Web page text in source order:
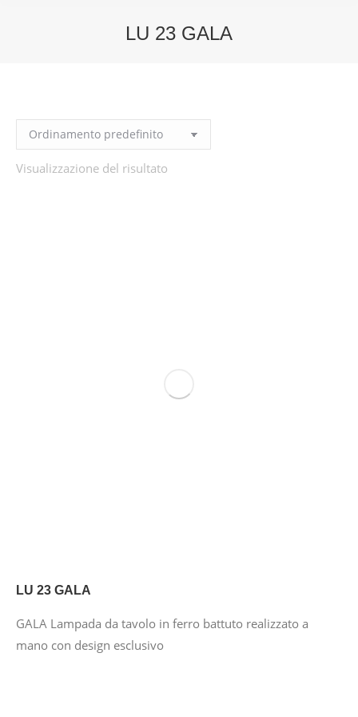
LU 23 GALA
Visualizzazione del risultato
LU 23 GALA
GALA Lampada da tavolo in ferro battuto realizzato a
mano con design esclusivo